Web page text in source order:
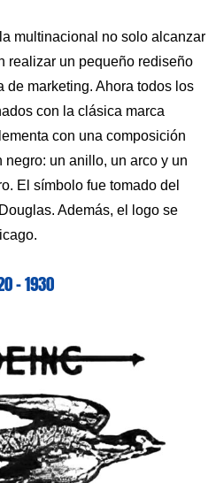
multinacional no solo alcanzar
realizar un pequeño rediseño
de marketing. Ahora todos los
con la clásica marca
con una composición
un anillo, un arco y un
El símbolo fue tomado del
Además, el logo se
– 1930